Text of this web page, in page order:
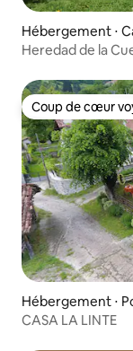
Hébergement ⋅
Heredad de la
Coup de cœur
Coup de cœur
Hébergement ⋅
CASA LA LINTE